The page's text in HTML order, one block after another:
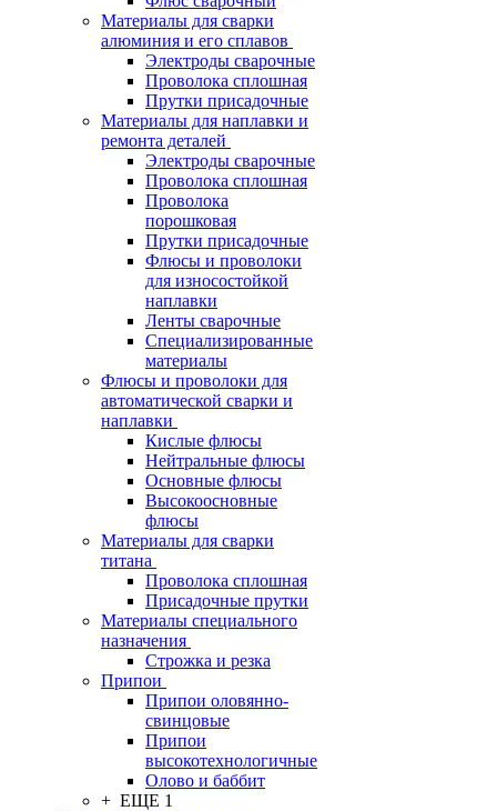
Материалы для сварки
алюминия и его сплавов
Электроды сварочные
Проволока сплошная
Прутки присадочные
Материалы для наплавки и
ремонта деталей
Электроды сварочные
Проволока сплошная
Проволока
порошковая
Прутки присадочные
Флюсы и проволоки
для износостойкой
наплавки
Ленты сварочные
Специализированные
материалы
Флюсы и проволоки для
автоматической сварки и
наплавки
Кислые флюсы
Нейтральные флюсы
Основные флюсы
Высокоосновные
флюсы
Материалы для сварки
титана
Проволока сплошная
Присадочные прутки
Материалы специального
назначения
Строжка и резка
Припои
Припои оловянно-
свинцовые
Припои
высокотехнологичные
Олово и баббит
+ ЕЩЕ 1